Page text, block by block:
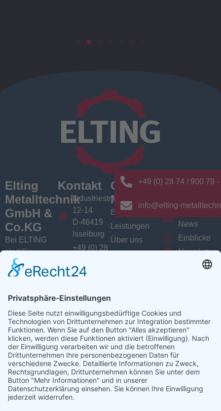
Elting
Metalltechnik
GmbH &
Co.KG
Bei ELTING
sind Sie
richtig, wenn
Sie Fachleute
Profilbearbeitung,
Abkanttechnik,
Schweißtechnik
oder
Baugruppenfertigung
suchen.
Ansprechpartner
Kontakt
Industriestrasse
12-14
D-46419
Isselburg
+49 (0) 28
79 - 0
metalltechnik.de
Quick
Menü
Branchen
Leistungen
Über uns
News/
Aktuelles
News
Einblicke
Newsletter
Linkedin
YouTube
+49 (0) 28 74 / 900 79 -
info@elting-